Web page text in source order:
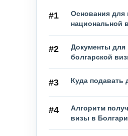
#1
Основания для
национальной
#2
Документы для
болгарской
#3 Куда подавать
#4
Алгоритм
визы в